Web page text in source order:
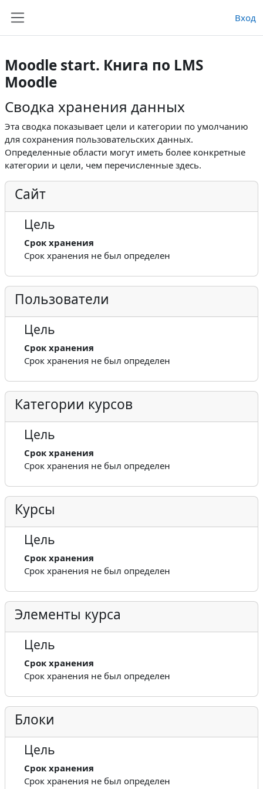
Вход
Moodle start. Книга по LMS
Moodle
Сводка хранения данных
Эта сводка показывает цели и категории по умолчанию
для сохранения пользовательских данных.
Определенные области могут иметь более конкретные
категории и цели, чем перечисленные здесь.
Сайт
Цель
Срок хранения
Срок хранения не был определен
Пользователи
Цель
Срок хранения
Срок хранения не был определен
Категории курсов
Цель
Срок хранения
Срок хранения не был определен
Курсы
Цель
Срок хранения
Срок хранения не был определен
Элементы курса
Цель
Срок хранения
Срок хранения не был определен
Блоки
Цель
Срок хранения
Срок хранения не был определен